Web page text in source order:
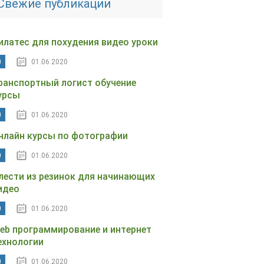
публикации
для похудения видео уроки
01.06.2020
логист обучение
01.06.2020
курсы по фотографии
01.06.2020
из резинок для начинающих
01.06.2020
программирование и интернет
01.06.2020